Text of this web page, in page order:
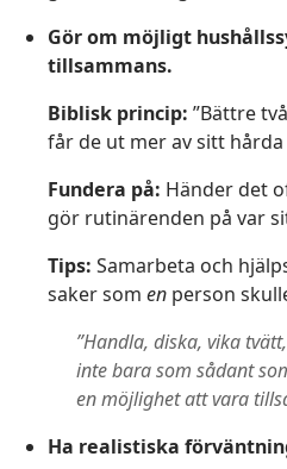
Gör om möjligt
tillsammans.
Biblisk princip: ”Bättre
får de ut mer av sitt hårda
Fundera på: Händer det
gör rutinärenden på var
Tips: Samarbeta och
saker som en person
”Handla, diska, vika
inte bara som sådant
en möjlighet att vara
Ha realistiska